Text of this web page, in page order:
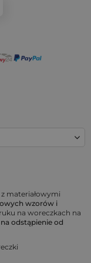
materiałowymi
wzorów i
na woreczkach na
odstąpienie od